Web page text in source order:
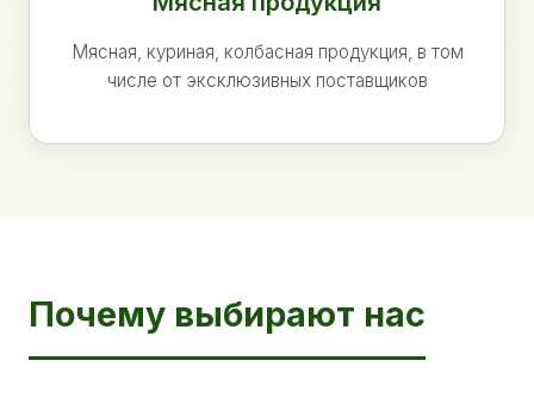
Мясная, куриная, колбасная продукция, в том
числе от эксклюзивных поставщиков
Почему выбирают нас